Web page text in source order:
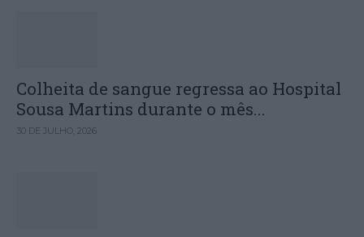
Colheita de sangue regressa ao Hospital
Sousa Martins durante o mês...
30 DE JULHO, 2026